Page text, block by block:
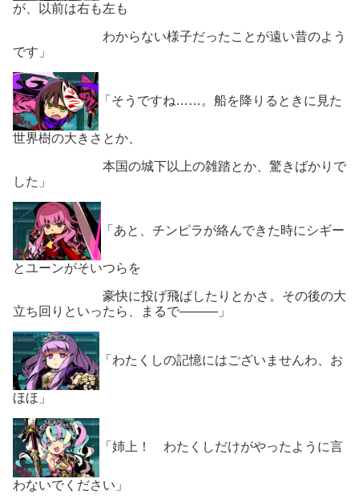
が、以前は右も左も
わからない様子だったことが遠い昔のよう
です」
「そうですね……。船を降りるときに見た
世界樹の大きさとか、
本国の城下以上の雑踏とか、驚きばかりで
した」
「あと、チンピラが絡んできた時にシギー
とユーンがそいつらを
豪快に投げ飛ばしたりとかさ。その後の大
立ち回りといったら、まるで―――」
「わたくしの記憶にはございませんわ、お
ほほ」
「姉上！ わたくしだけがやったように言
わないでください」